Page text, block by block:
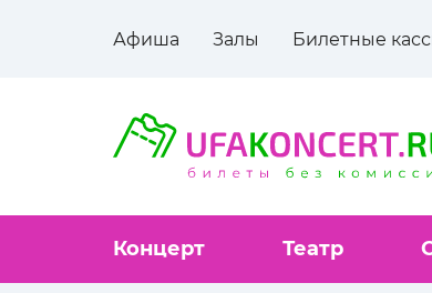
Афиша Залы Билетные
Концерт Театр